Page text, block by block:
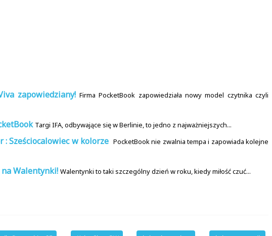
zapowiedziany! Firma PocketBook zapowiedziała nowy model czytnika czyli
Targi IFA, odbywające się w Berlinie, to jedno z najważniejszych...
: Sześciocalowiec w kolorze PocketBook nie zwalnia tempa i zapowiada kolejne
Walentynki! Walentynki to taki szczególny dzień w roku, kiedy miłość czuć...